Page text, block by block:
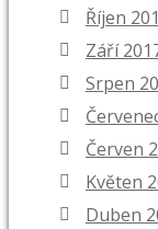
Říjen
Září
Srpen
Červen
Květen
Duben